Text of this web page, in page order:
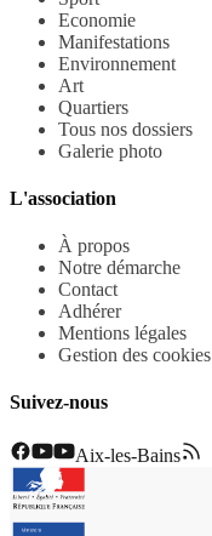
Economie
Manifestations
Environnement
Art
Quartiers
Tous nos dossiers
Galerie photo
L'association
À propos
Notre démarche
Contact
Adhérer
Mentions légales
Gestion des cookies
Suivez-nous
Aix-les-Bains